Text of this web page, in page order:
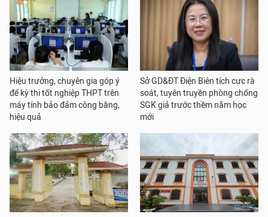
Hiệu trưởng, chuyên gia góp ý
để kỳ thi tốt nghiệp THPT trên
máy tính bảo đảm công bằng,
hiệu quả
Sở GD&ĐT Điện Biên tích cực rà
soát, tuyên truyền phòng chống
SGK giả trước thềm năm học
mới